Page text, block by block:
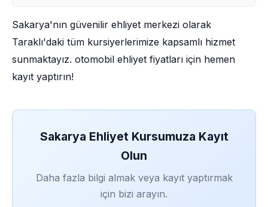
Sakarya'nın güvenilir ehliyet merkezi olarak
Taraklı'daki tüm kursiyerlerimize kapsamlı hizmet
sunmaktayız. otomobil ehliyet fiyatları için hemen
kayıt yaptırın!
Sakarya Ehliyet Kursumuza Kayıt
Olun
Daha fazla bilgi almak veya kayıt yaptırmak
için bizi arayın.